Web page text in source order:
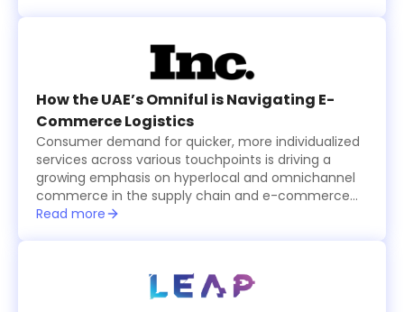
create value for users, in addition to their willingness
to use Machine Learning technology to solve
business challenges and successfully scale in the
long run.
How the UAE’s Omniful is Navigating E-
Commerce Logistics
Consumer demand for quicker, more individualized
services across various touchpoints is driving a
growing emphasis on hyperlocal and omnichannel
commerce in the supply chain and e-commerce
logistics sector, which is becoming increasingly
Read more